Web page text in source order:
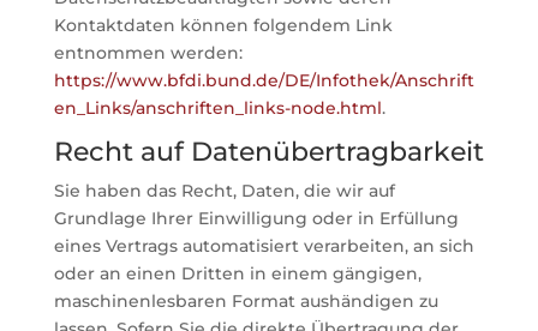
Kontaktdaten können folgendem Link
entnommen werden:
https://www.bfdi.bund.de/DE/Infothek/Anschrift
en_Links/anschriften_links-node.html.
Recht auf Datenübertragbarkeit
Sie haben das Recht, Daten, die wir auf
Grundlage Ihrer Einwilligung oder in Erfüllung
eines Vertrags automatisiert verarbeiten, an sich
oder an einen Dritten in einem gängigen,
maschinenlesbaren Format aushändigen zu